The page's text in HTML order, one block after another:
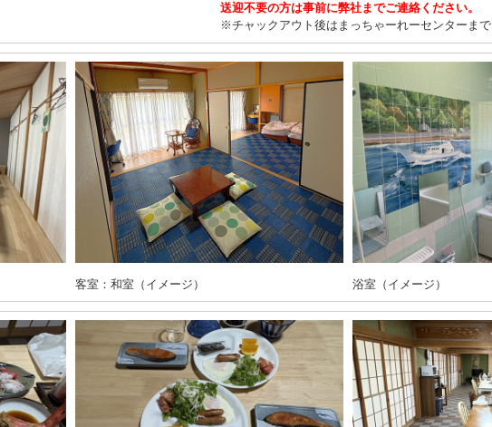
送迎不要の方は事前に弊社までご連絡ください。
※チャックアウト後はまっちゃーれーセンターまで
客室：和室（イメージ） 浴室（イメージ）